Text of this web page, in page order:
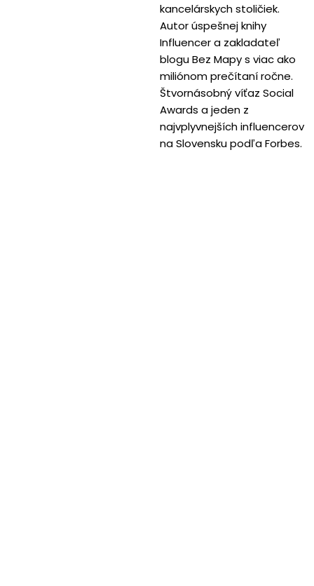
kancelárskych stoličiek.
Autor úspešnej knihy
Influencer a zakladateľ
blogu Bez Mapy s viac ako
miliónom prečítaní ročne.
Štvornásobný víťaz Social
Awards a jeden z
najvplyvnejších influencerov
na Slovensku podľa Forbes.